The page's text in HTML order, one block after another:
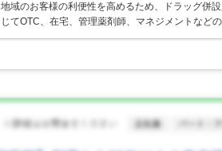
地域のお客様の利便性を高めるため、ドラッグ併
じてOTC、在宅、管理薬剤師、マネジメントなど